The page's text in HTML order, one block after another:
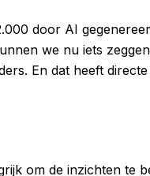
door AI
we nu iets
En dat heeft
om de inzichten te